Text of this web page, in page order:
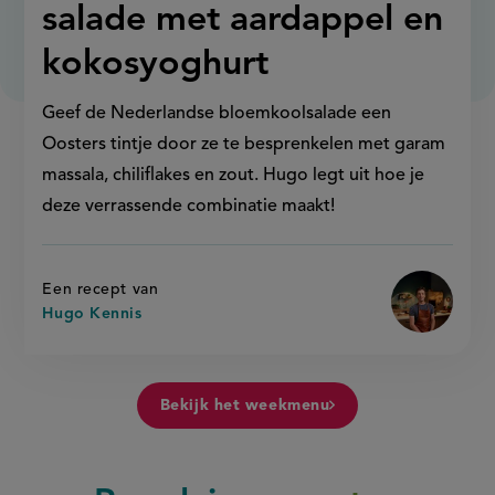
salade met aardappel en
kokosyoghurt
Geef de Nederlandse bloemkoolsalade een
Oosters tintje door ze te besprenkelen met garam
massala, chiliflakes en zout. Hugo legt uit hoe je
deze verrassende combinatie maakt!
Een recept van
Hugo Kennis
Bekijk het weekmenu